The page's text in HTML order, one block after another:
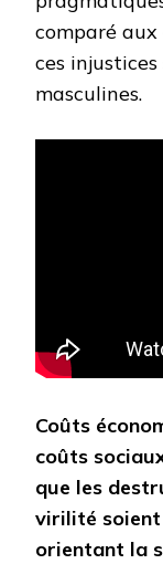
comparé
ces
masculines.
Coûts
coûts
que les
virilité soient
orientant la